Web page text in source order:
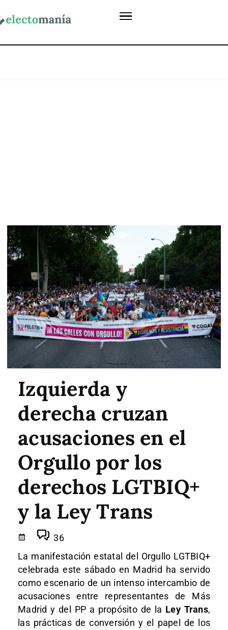
Izquierda y
derecha cruzan
acusaciones en el
Orgullo por los
derechos LGTBIQ+
y la Ley Trans
36
La manifestación estatal del Orgullo LGTBIQ+
celebrada este sábado en Madrid ha servido
como escenario de un intenso intercambio de
acusaciones entre representantes de Más
Madrid y del PP a propósito de la Ley Trans,
las prácticas de conversión y el papel de los